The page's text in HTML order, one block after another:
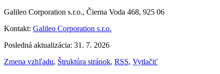
Galileo Corporation s.r.o., Čierna Voda 468, 925 06
Kontakt: Galileo Corporation s.r.o.
Posledná aktualizácia: 31. 7. 2026
Zmena vzhľadu, Štruktúra stránok, RSS, Vytlačiť